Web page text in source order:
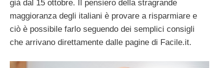
già dal 15 ottobre. Il pensiero della stragrande
maggioranza degli italiani è provare a risparmiare e
ciò è possibile farlo seguendo dei semplici consigli
che arrivano direttamente dalle pagine di Facile.it.